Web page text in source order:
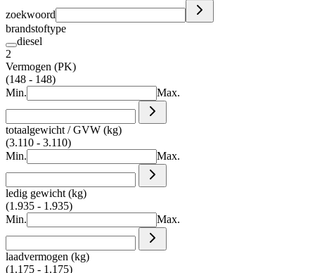
zoekwoord
brandstoftype
diesel
2
Vermogen (PK)
(148 - 148)
Min.
Max.
totaalgewicht / GVW (kg)
(3.110 - 3.110)
Min.
Max.
ledig gewicht (kg)
(1.935 - 1.935)
Min.
Max.
laadvermogen (kg)
(1.175 - 1.175)